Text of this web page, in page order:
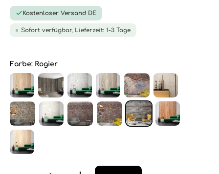
Kostenloser Versand DE
Sofort verfügbar, Lieferzeit: 1-3 Tage
Farbe: Rogier